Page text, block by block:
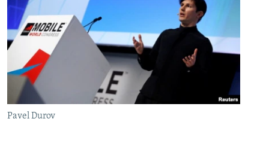
Pavel Durov